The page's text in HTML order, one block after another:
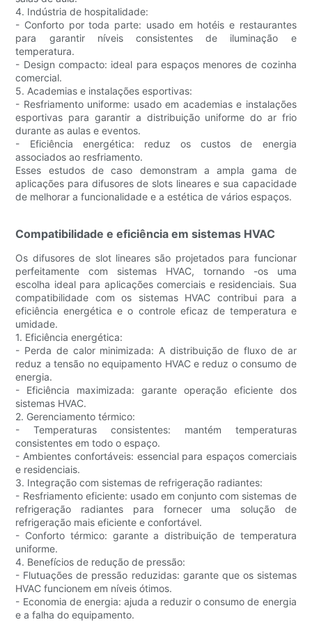
4. Indústria de hospitalidade:
- Conforto por toda parte: usado em hotéis e restaurantes
para garantir níveis consistentes de iluminação e
temperatura.
- Design compacto: ideal para espaços menores de cozinha
comercial.
5. Academias e instalações esportivas:
- Resfriamento uniforme: usado em academias e instalações
esportivas para garantir a distribuição uniforme do ar frio
durante as aulas e eventos.
- Eficiência energética: reduz os custos de energia
associados ao resfriamento.
Esses estudos de caso demonstram a ampla gama de
aplicações para difusores de slots lineares e sua capacidade
de melhorar a funcionalidade e a estética de vários espaços.
Compatibilidade e eficiência em sistemas HVAC
Os difusores de slot lineares são projetados para funcionar
perfeitamente com sistemas HVAC, tornando -os uma
escolha ideal para aplicações comerciais e residenciais. Sua
compatibilidade com os sistemas HVAC contribui para a
eficiência energética e o controle eficaz de temperatura e
umidade.
1. Eficiência energética:
- Perda de calor minimizada: A distribuição de fluxo de ar
reduz a tensão no equipamento HVAC e reduz o consumo de
energia.
- Eficiência maximizada: garante operação eficiente dos
sistemas HVAC.
2. Gerenciamento térmico:
- Temperaturas consistentes: mantém temperaturas
consistentes em todo o espaço.
- Ambientes confortáveis: essencial para espaços comerciais
e residenciais.
3. Integração com sistemas de refrigeração radiantes:
- Resfriamento eficiente: usado em conjunto com sistemas de
refrigeração radiantes para fornecer uma solução de
refrigeração mais eficiente e confortável.
- Conforto térmico: garante a distribuição de temperatura
uniforme.
4. Benefícios de redução de pressão:
- Flutuações de pressão reduzidas: garante que os sistemas
HVAC funcionem em níveis ótimos.
- Economia de energia: ajuda a reduzir o consumo de energia
e a falha do equipamento.